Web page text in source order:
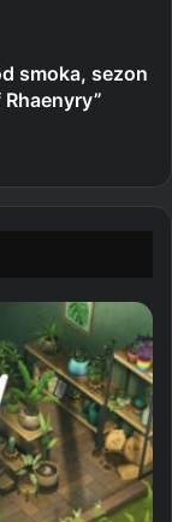
smoka, sezon